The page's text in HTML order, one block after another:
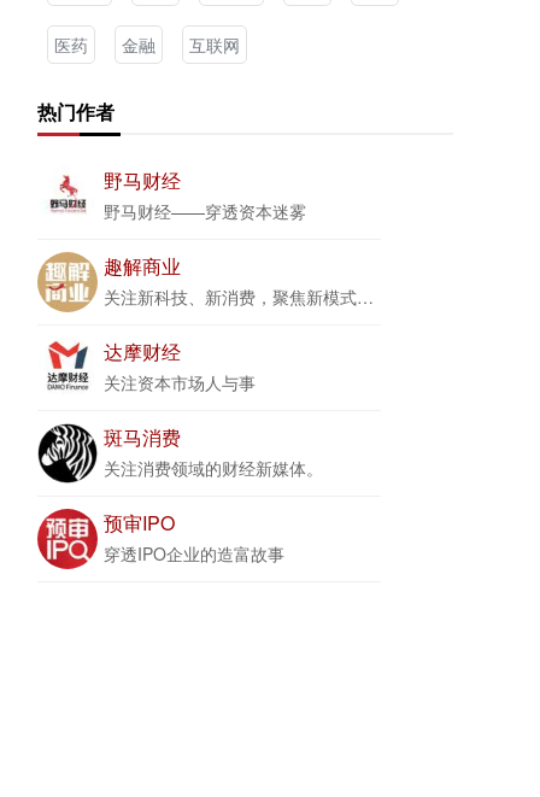
医药 金融 互联网
热门作者
野马财经
野马财经——穿透资本迷雾
趣解商业
关注新科技、新消费，聚焦新模式、新商业
达摩财经
关注资本市场人与事
斑马消费
关注消费领域的财经新媒体。
预审IPO
穿透IPO企业的造富故事